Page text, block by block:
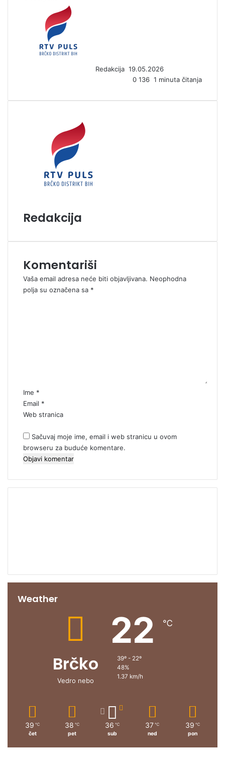
Redakcija e
m
i
19.05.2026
0 136 1 minuta čitanja
Redakcija
Komentariši
Vaša email adresa neće biti objavljivana. Neophodna
polja su označena sa *
*Ime *
Email *
Web stranica
Sačuvaj moje ime, email i web stranicu u ovom
browseru za buduće komentare.
Weather
Brčko
Vedro nebo
22 ℃
39º - 22º
48%
1.37 km/h
39 ℃
čet
38 ℃
pet
36 ℃
sub
37 ℃
ned
39 ℃
pon